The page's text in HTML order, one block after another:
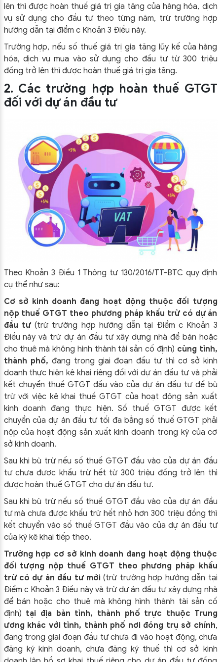
lên thì được hoàn thuế giá trị gia tăng của hàng hóa, dịch
vụ sử dụng cho đầu tư theo từng năm, trừ trường hợp
hướng dẫn tại điểm c Khoản 3 Điều này.
Trường hợp, nếu số thuế giá trị gia tăng lũy kế của hàng
hóa, dịch vụ mua vào sử dụng cho đầu tư từ 300 triệu
đồng trở lên thì được hoàn thuế giá trị gia tăng.
2. Các trường hợp hoàn thuế GTGT
đối với dự án đầu tư
Theo Khoản 3 Điều 1 Thông tư 130/2016/TT-BTC quy định
cụ thể như sau:
Cơ sở kinh doanh đang hoạt động thuộc đối tượng
nộp thuế GTGT theo phương pháp khấu trừ có dự án
đầu tư(trừ trường hợp hướng dẫn tại Điểm c Khoản 3
Điều này và trừ dự án đầu tư xây dựng nhà để bán hoặc
cho thuê mà không hình thành tài sản cố định) cùng tỉnh,
thành phố, đang trong giai đoạn đầu tư thì cơ sở kinh
doanh thực hiện kê khai riêng đối với dự án đầu tư và phải
kết chuyển thuế GTGT đầu vào của dự án đầu tư để bù
trừ với việc kê khai thuế GTGT của hoạt động sản xuất
kinh doanh đang thực hiện. Số thuế GTGT được kết
chuyển của dự án đầu tư tối đa bằng số thuế GTGT phải
nộp của hoạt động sản xuất kinh doanh trong kỳ của cơ
sở kinh doanh.
Sau khi bù trừ nếu số thuế GTGT đầu vào của dự án đầu
tư chưa được khấu trừ hết từ 300 triệu đồng trở lên thì
được hoàn thuế GTGT cho dự án đầu tư.
Sau khi bù trừ nếu số thuế GTGT đầu vào của dự án đầu
tư mà chưa được khấu trừ hết nhỏ hơn 300 triệu đồng thì
kết chuyển vào số thuế GTGT đầu vào của dự án đầu tư
của kỳ kê khai tiếp theo.
Trường hợp cơ sở kinh doanh đang hoạt động thuộc
đối tượng nộp thuế GTGT theo phương pháp khấu
trừ có dự án đầu tư mới (trừ trường hợp hướng dẫn tại
Điểm c Khoản 3 Điều này và trừ dự án đầu tư xây dựng nhà
để bán hoặc cho thuê mà không hình thành tài sản cố
định) tại địa bàn tỉnh, thành phố trực thuộc Trung
ương khác với tỉnh, thành phố nơi đóng trụ sở chính,
đang trong giai đoạn đầu tư chưa đi vào hoạt động, chưa
đăng ký kinh doanh, chưa đăng ký thuế thì cơ sở kinh